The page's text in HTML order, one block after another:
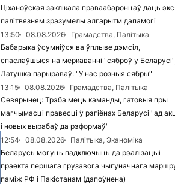
Ціханоўская заклікала праваабаронцаў даць
палітвязням зразумелы алгарытм дапамогі
13:50
08.08.2026
Грамадства, Палітыка
Бабарыка ўсумніўся ва ўплыве дэмсіл,
спаслаўшыся на меркаванні "сяброў у
Латушка парыраваў: "У нас розныя сябры"
13:15
08.08.2026
Грамадства, Палітыка
Севярынец: Трэба мець каманды, гатовыя пры
магчымасці правесці ў рэгіёнах Беларусі "ад
і новых вырабаў да рэформаў"
12:54
08.08.2026
Палітыка, Эканоміка
Беларусь могуць падключыць да рэалізацыі
праекта першага грузавога чыгуначнага
паміж РФ і Пакістанам (дапоўнена)